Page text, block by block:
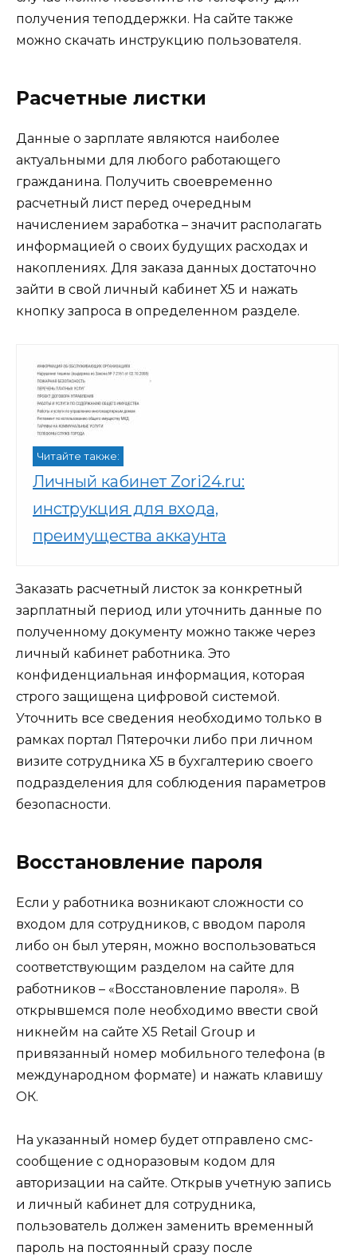
получения теподдержки. На сайте также
можно скачать инструкцию пользователя.
Расчетные листки
Данные о зарплате являются наиболее
актуальными для любого работающего
гражданина. Получить своевременно
расчетный лист перед очередным
начислением заработка – значит располагать
информацией о своих будущих расходах и
накоплениях. Для заказа данных достаточно
зайти в свой личный кабинет Х5 и нажать
кнопку запроса в определенном разделе.
Читайте также:
Личный кабинет Zori24.ru:
инструкция для входа,
преимущества аккаунта
Заказать расчетный листок за конкретный
зарплатный период или уточнить данные по
полученному документу можно также через
личный кабинет работника. Это
конфиденциальная информация, которая
строго защищена цифровой системой.
Уточнить все сведения необходимо только в
рамках портал Пятерочки либо при личном
визите сотрудника Х5 в бухгалтерию своего
подразделения для соблюдения параметров
безопасности.
Восстановление пароля
Если у работника возникают сложности со
входом для сотрудников, с вводом пароля
либо он был утерян, можно воспользоваться
соответствующим разделом на сайте для
работников – «Восстановление пароля». В
открывшемся поле необходимо ввести свой
никнейм на сайте X5 Retail Group и
привязанный номер мобильного телефона (в
международном формате) и нажать клавишу
ОК.
На указанный номер будет отправлено смс-
сообщение с одноразовым кодом для
авторизации на сайте. Открыв учетную запись
и личный кабинет для сотрудника,
пользователь должен заменить временный
пароль на постоянный сразу после